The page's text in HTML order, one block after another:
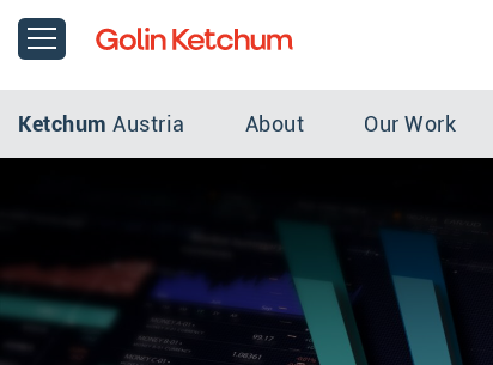
Ketchum Austria About Our Work